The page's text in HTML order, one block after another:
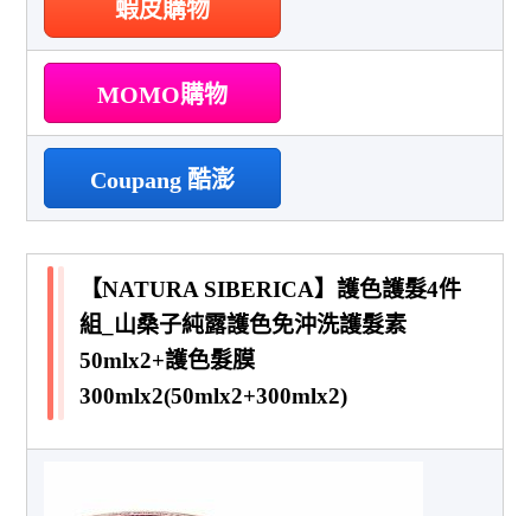
蝦皮購物
MOMO購物
Coupang 酷澎
【NATURA SIBERICA】護色護髮4件
組_山桑子純露護色免沖洗護髮素
50mlx2+護色髮膜
300mlx2(50mlx2+300mlx2)